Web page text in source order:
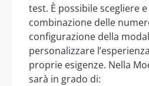
test. È possibile scegliere
combinazione delle
configurazione della
personalizzare
proprie esigenze. Nella
sarà in grado di: